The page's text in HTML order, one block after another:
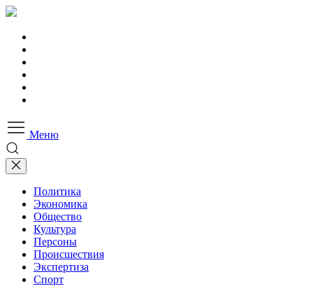
Меню
Политика
Экономика
Общество
Культура
Персоны
Происшествия
Экспертиза
Спорт